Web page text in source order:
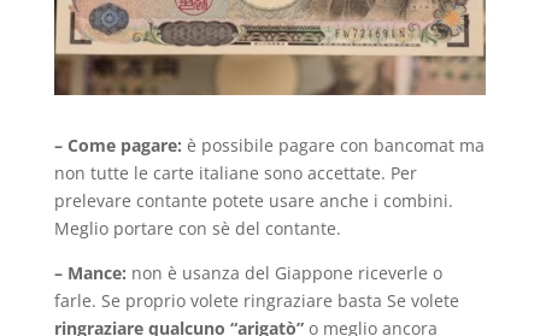
– Come pagare: è possibile pagare con bancomat ma
non tutte le carte italiane sono accettate. Per
prelevare contante potete usare anche i combini.
Meglio portare con sè del contante.
– Mance: non è usanza del Giappone riceverle o
farle. Se proprio volete ringraziare basta Se volete
ringraziare qualcuno “arigatò”o meglio ancora